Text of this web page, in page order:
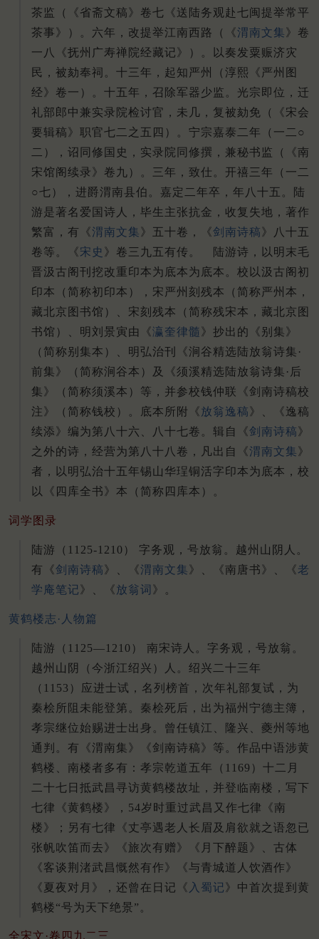
茶监（《省斋文稿》卷七《送陆务观赴七闽提举常平
茶事》）。六年，改提举江南西路（《渭南文集》卷
一八《抚州广寿禅院经藏记》）。以奏发粟赈济灾
民，被劾奉祠。十三年，起知严州（淳熙《严州图
经》卷一）。十五年，召除军器少监。光宗即位，迁
礼部郎中兼实录院检讨官，未几，复被劾免（《宋会
要辑稿》职官七二之五四）。宁宗嘉泰二年（一二○
二），诏同修国史，实录院同修撰，兼秘书监（《南
宋馆阁续录》卷九）。三年，致仕。开禧三年（一二
○七），进爵渭南县伯。嘉定二年卒，年八十五。陆
游是著名爱国诗人，毕生主张抗金，收复失地，著作
繁富，有《渭南文集》五十卷，《剑南诗稿》八十五
卷等。《宋史 》卷三九五有传。 陆游诗，以明末毛
晋汲古阁刊挖改重印本为底本为底本。校以汲古阁初
印本（简称初印本），宋严州刻残本（简称严州本，
藏北京图书馆）、宋刻残本（简称残宋本，藏北京图
书馆）、明刘景寅由《瀛奎律髓》抄出的《别集》
（简称别集本）、明弘治刊《涧谷精选陆放翁诗集·
前集》（简称涧谷本）及《须溪精选陆放翁诗集·后
集》（简称须溪本）等，并参校钱仲联《剑南诗稿校
注》（简称钱校）。底本所附《放翁逸稿》、《逸稿
续添》编为第八十六、八十七卷。辑自《剑南诗稿》
之外的诗，经营为第八十八卷，凡出自《渭南文集》
者，以明弘治十五年锡山华珵铜活字印本为底本，校
以《四库全书》本（简称四库本）。
词学图录
陆游（1125-1210） 字务观，号放翁。越州山阴人。
有《剑南诗稿》、《渭南文集》、《南唐书》、《老
学庵笔记》、《放翁词 》。
黄鹤楼志·人物篇
陆游（1125—1210） 南宋诗人。字务观，号放翁。
越州山阴（今浙江绍兴）人。绍兴二十三年
（1153）应进士试，名列榜首，次年礼部复试，为
秦桧所阻未能登第。秦桧死后，出为福州宁德主簿，
孝宗继位始赐进士出身。曾任镇江、隆兴、夔州等地
通判。有《渭南集》《剑南诗稿》等。作品中语涉黄
鹤楼、南楼者多有：孝宗乾道五年（1169）十二月
二十七日抵武昌寻访黄鹤楼故址，并登临南楼，写下
七律《黄鹤楼》，54岁时重过武昌又作七律《南
楼》；另有七律《丈亭遇老人长眉及肩欲就之语忽已
张帆吹笛而去》《旅次有赠》《月下醉题》、古体
《客谈荆渚武昌慨然有作》《与青城道人饮酒作》
《夏夜对月》，还曾在日记《 入蜀记》中首次提到黄
鹤楼“号为天下绝景”。
全宋文·卷四九二三